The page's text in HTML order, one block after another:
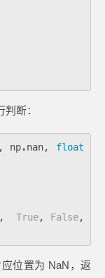
断：
np.nan,
float
, True, False,
位置为 NaN，返